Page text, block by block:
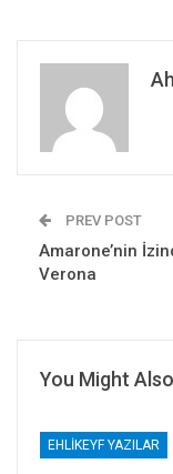
PREV POST
Amarone’nin
Verona
You Might
EHLIKEYF YAZILAR